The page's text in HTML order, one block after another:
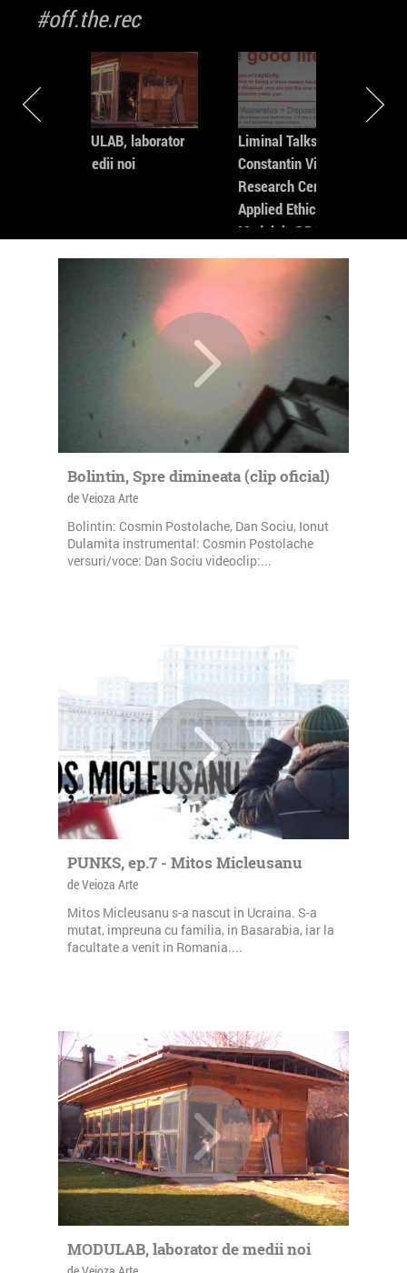
#off.the.rec
MODULAB, laborator
de medii noi
Liminal Talks: ★
Constantin Vică -
Research Centre in
Applied Ethics- by
Modulab @POINT
Bolintin, Spre dimineata (clip oficial)
de Veioza Arte
Bolintin: Cosmin Postolache, Dan Sociu, Ionut
Dulamita instrumental: Cosmin Postolache
versuri/voce: Dan Sociu videoclip:...
PUNKS, ep.7 - Mitos Micleusanu
de Veioza Arte
Mitos Micleusanu s-a nascut in Ucraina. S-a
mutat, impreuna cu familia, in Basarabia, iar la
facultate a venit in Romania....
MODULAB, laborator de medii noi